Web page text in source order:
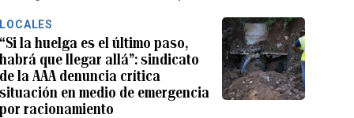
LOCALES
“Si la huelga es el último paso,
habrá que llegar allá”: sindicato
de la AAA denuncia crítica
situación en medio de emergencia
por racionamiento